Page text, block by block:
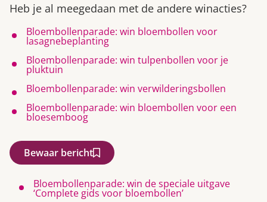
Heb je al meegedaan met de andere winacties?
Bloembollenparade: win bloembollen voor
lasagnebeplanting
Bloembollenparade: win tulpenbollen voor je
pluktuin
Bloembollenparade: win verwilderingsbollen
Bloembollenparade: win bloembollen voor een
bloesemboog
Bewaar bericht
Bloembollenparade: win de speciale uitgave
‘Complete gids voor bloembollen’